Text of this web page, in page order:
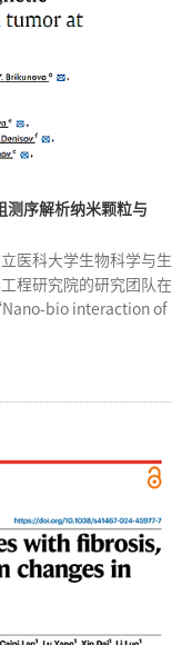
测序解析纳米颗粒与
医科大学生物科学与生
程研究院的研究团队在
bio interaction of